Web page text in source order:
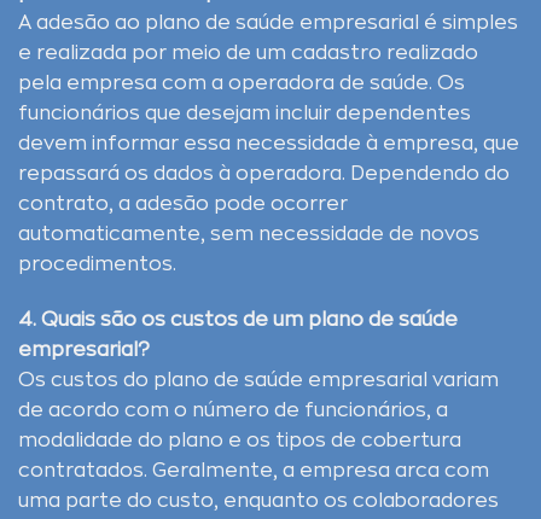
A adesão ao plano de saúde empresarial é simples
e realizada por meio de um cadastro realizado
pela empresa com a operadora de saúde. Os
funcionários que desejam incluir dependentes
devem informar essa necessidade à empresa, que
repassará os dados à operadora. Dependendo do
contrato, a adesão pode ocorrer
automaticamente, sem necessidade de novos
procedimentos.
4. Quais são os custos de um plano de saúde
empresarial?
Os custos do plano de saúde empresarial variam
de acordo com o número de funcionários, a
modalidade do plano e os tipos de cobertura
contratados. Geralmente, a empresa arca com
uma parte do custo, enquanto os colaboradores